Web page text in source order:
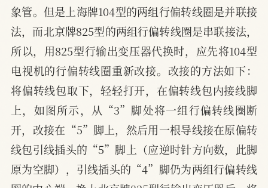
象管。但是上海牌104型的两组行偏转线圈是并联接
法，而北京牌825型的两组行偏转线圈是串联接法，
所以，用825型行输出变压器代换时，应先将104型
电视机的行偏转线圈重新改接。改接的方法如下：
将偏转线包取下，轻轻打开，在偏转线包内接线脚
上，如图所示，从“3”脚处将一组行偏转线圈断
开，改接在“5”脚上，然后用一根导线接在原偏转
线包引线插头的“5”脚上（应逆时针方向数，此脚
原为空脚），引线插头的“4”脚仍为两组行偏转线